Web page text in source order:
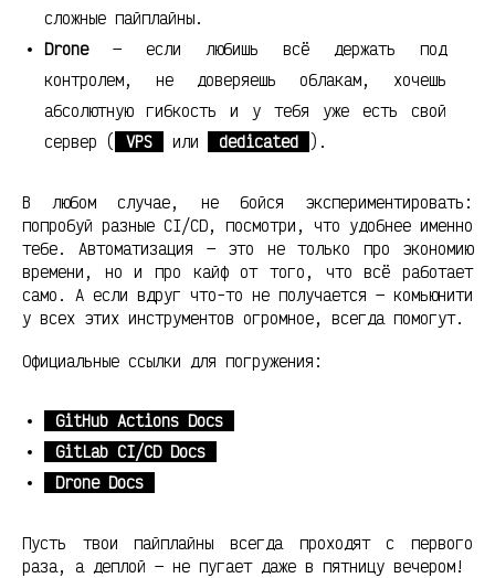
сложные пайплайны.
Drone— если любишь всё держать под
контролем, не доверяешь облакам, хочешь
абсолютную гибкость и у тебя уже есть свой
сервер (
VPS или dedicated ).
В любом случае, не бойся экспериментировать:
попробуй разные CI/CD, посмотри, что удобнее именно
тебе. Автоматизация — это не только про экономию
времени, но и про кайф от того, что всё работает
само. А если вдруг что-то не получается — комьюнити
у всех этих инструментов огромное, всегда помогут.
Официальные ссылки для погружения:
GitHub Actions Docs
GitLab CI/CD Docs
Drone Docs
Пусть твои пайплайны всегда проходят с первого
раза, а деплой — не пугает даже в пятницу вечером!